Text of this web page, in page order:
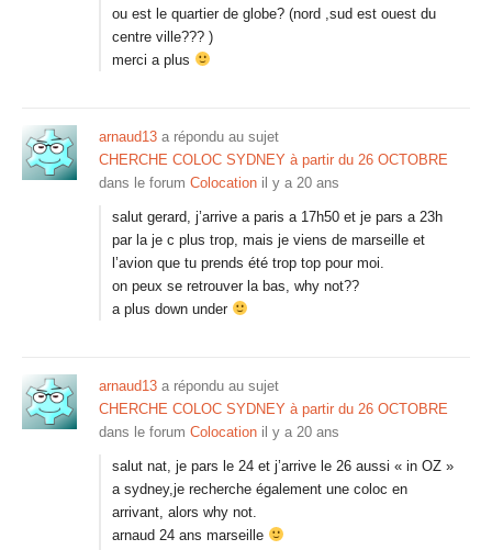
ou est le quartier de globe? (nord ,sud est ouest du
centre ville??? )
merci a plus
arnaud13 a répondu au sujet
CHERCHE COLOC SYDNEY à partir du 26 OCTOBRE
dans le forum Colocation il y a 20 ans
salut gerard, j’arrive a paris a 17h50 et je pars a 23h
par la je c plus trop, mais je viens de marseille et
l’avion que tu prends été trop top pour moi.
on peux se retrouver la bas, why not??
a plus down under
arnaud13 a répondu au sujet
CHERCHE COLOC SYDNEY à partir du 26 OCTOBRE
dans le forum Colocation il y a 20 ans
salut nat, je pars le 24 et j’arrive le 26 aussi « in OZ »
a sydney,je recherche également une coloc en
arrivant, alors why not.
arnaud 24 ans marseille